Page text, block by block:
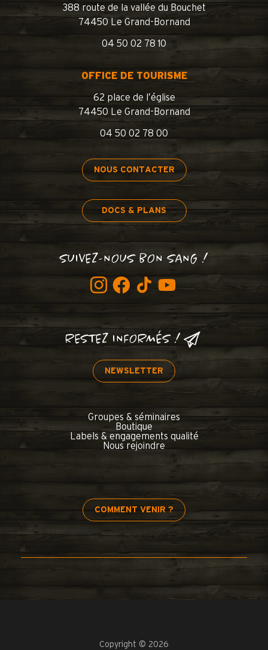
388 route de la vallée du Bouchet
74450 Le Grand-Bornand
04 50 02 78 10
OFFICE DE TOURISME
62 place de l’église
74450 Le Grand-Bornand
04 50 02 78 00
NOUS CONTACTER
DOCS & PLANS
SUIVEZ-NOUS BON SANG !
RESTEZ INFORMÉS !
NEWSLETTER
Groupes & séminaires
Boutique
Labels & engagements qualité
Nous rejoindre
COMMENT VENIR ?
Copyright © 2026